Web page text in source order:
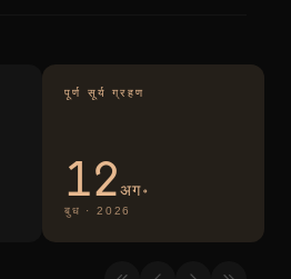
पूर्ण सूर्य ग्रहण
12अग॰
बुध · 2026